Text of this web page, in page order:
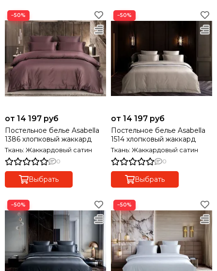
−50%
от 14 197 руб
Постельное белье Asabella
1386 хлопковый жаккард
Ткань: Жаккардовый сатин
0
Выбрать
−50%
от 14 197 руб
Постельное белье Asabella
1514 хлопковый жаккард
Ткань: Жаккардовый сатин
0
Выбрать
−50% −50%